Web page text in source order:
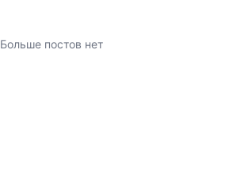
Больше постов нет